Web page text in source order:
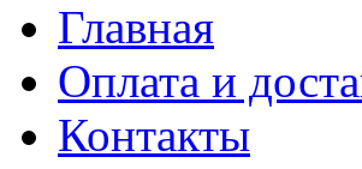
Главная
Оплата и
Контакты